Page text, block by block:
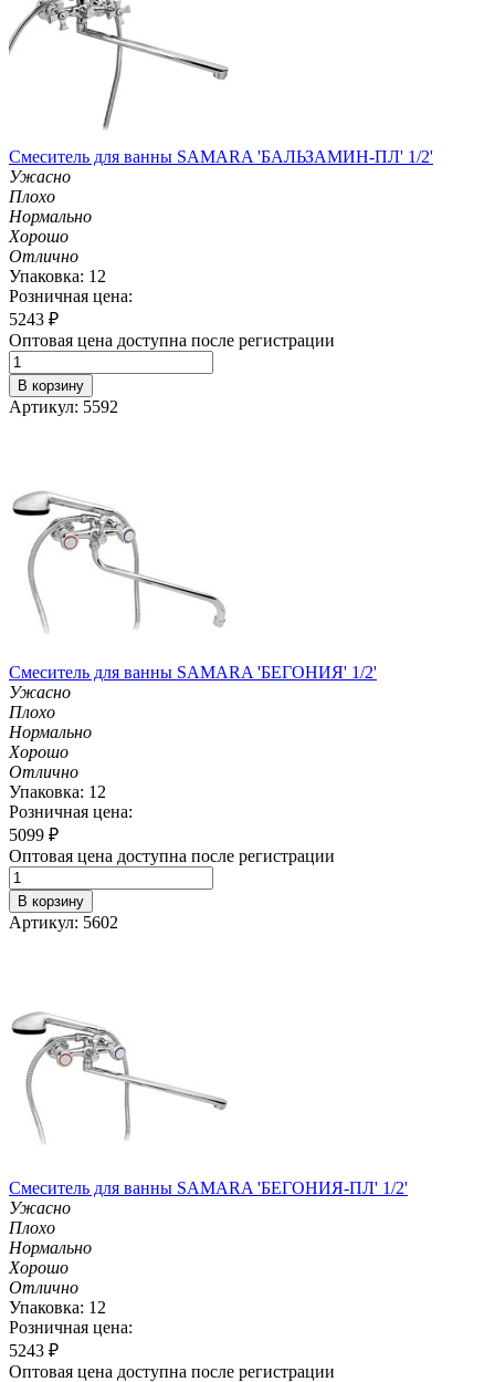
Смеситель для ванны SAMARA 'БАЛЬЗАМИН-ПЛ' 1/2'
Ужасно
Плохо
Нормально
Хорошо
Отлично
Упаковка: 12
Розничная цена:
5243 ₽
Оптовая цена доступна после регистрации
В корзину
Артикул: 5592
Смеситель для ванны SAMARA 'БЕГОНИЯ' 1/2'
Ужасно
Плохо
Нормально
Хорошо
Отлично
Упаковка: 12
Розничная цена:
5099 ₽
Оптовая цена доступна после регистрации
В корзину
Артикул: 5602
Смеситель для ванны SAMARA 'БЕГОНИЯ-ПЛ' 1/2'
Ужасно
Плохо
Нормально
Хорошо
Отлично
Упаковка: 12
Розничная цена:
5243 ₽
Оптовая цена доступна после регистрации